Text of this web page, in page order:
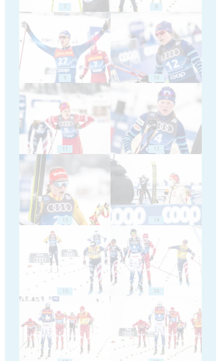
7 8
9 10
11 12
13 14
15 16